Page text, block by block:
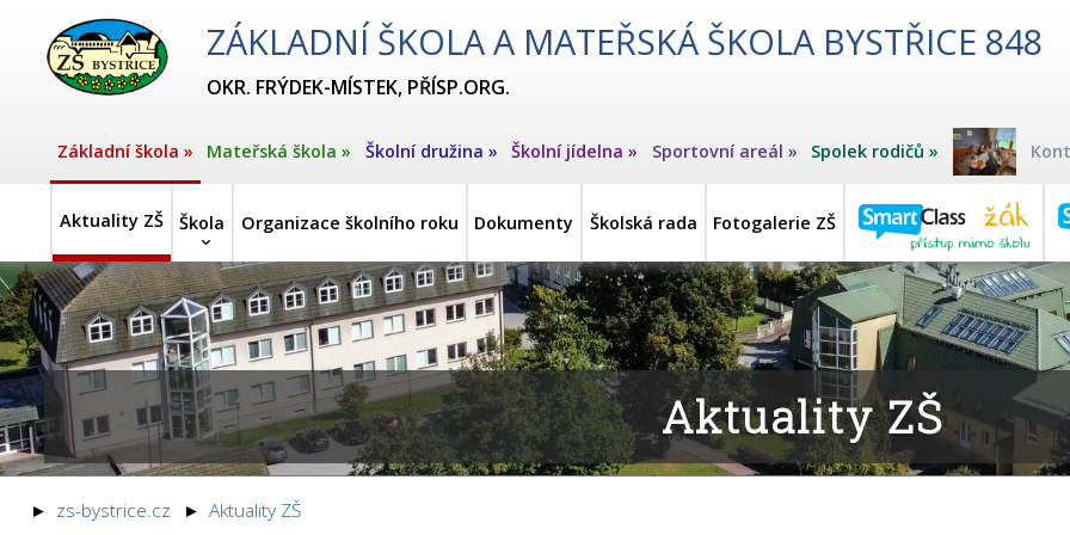
ZÁKLADNÍ ŠKOLA A MATEŘSKÁ ŠKOLA BYSTŘICE 848
OKR. FRÝDEK-MÍSTEK, PŘÍSP.ORG.
Základní škola » Mateřská škola » Školní družina » Školní jídelna » Sportovní areál » Spolek rodičů »
Aktuality ZŠ Škola Organizace školního roku Dokumenty Školská rada Fotogalerie ZŠ
Aktuality ZŠ
zs-bystrice.cz Aktuality ZŠ